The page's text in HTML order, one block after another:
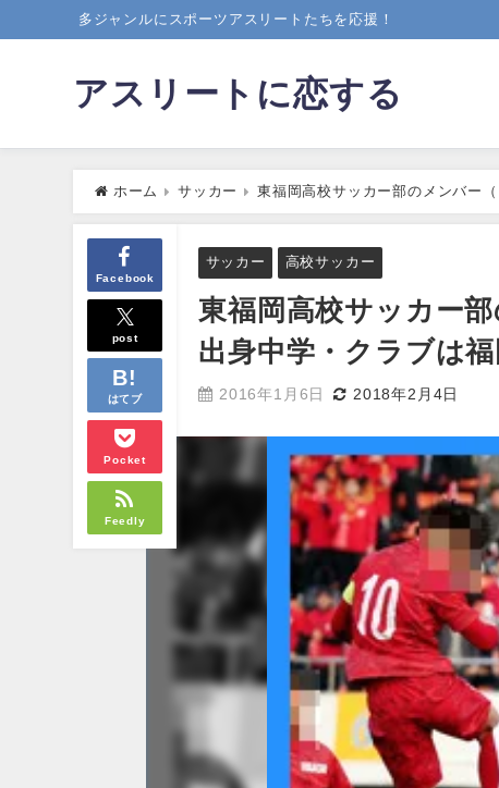
多ジャンルにスポーツアスリートたちを応援！
アスリートに恋する
ホーム サッカー 東福岡高校サッカー部のメンバー
Facebook
post
はてブ
Pocket
Feedly
サッカー 高校サッカー
東福岡高校サッカー
出身中学・クラブは
2016年1月6日 2018年2月4日